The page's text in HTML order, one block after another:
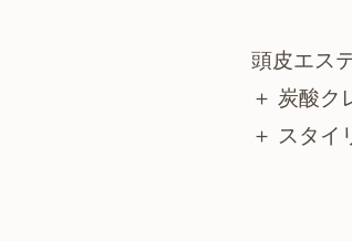
頭皮エス
＋ 炭酸ク
＋ スタイ